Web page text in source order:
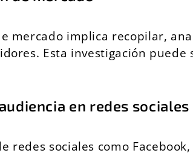
mercado implica recopilar,
Esta investigación
en redes sociales
redes sociales como